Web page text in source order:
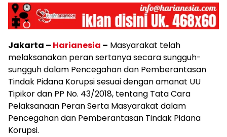
Jakarta – Harianesia – Masyarakat telah
melaksanakan peran sertanya secara sungguh-
sungguh dalam Pencegahan dan Pemberantasan
Tindak Pidana Korupsi sesuai dengan amanat UU
Tipikor dan PP No. 43/2018, tentang Tata Cara
Pelaksanaan Peran Serta Masyarakat dalam
Pencegahan dan Pemberantasan Tindak Pidana
Korupsi.